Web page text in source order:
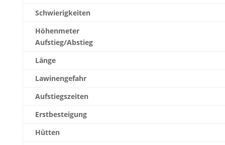
Schwierigkeiten
Höhenmeter
Aufstieg/Abstieg
Länge
Lawinengefahr
Aufstiegszeiten
Erstbesteigung
Hütten